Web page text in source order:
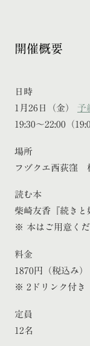
開催概要
日時
1月26日（金） 予
19:30～22:00（
場所
フヅクエ西荻窪
読む本
柴崎友香『続きと
※ 本はご用意く
料金
1870円（税込み）
※ 2ドリンク付き
定員
12名